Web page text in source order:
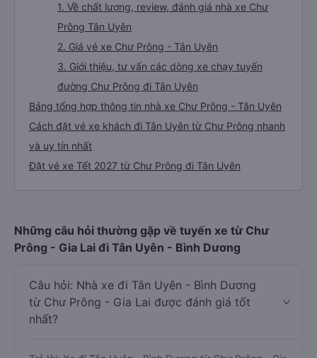
1. Về chất lượng, review, đánh giá nhà xe Chư
Prông Tân Uyên
2. Giá vé xe Chư Prông - Tân Uyên
3. Giới thiệu, tư vấn các dòng xe chạy tuyến
đường Chư Prông đi Tân Uyên
Bảng tổng hợp thông tin nhà xe Chư Prông - Tân Uyên
Cách đặt vé xe khách đi Tân Uyên từ Chư Prông nhanh
và uy tín nhất
Đặt vé xe Tết 2027 từ Chư Prông đi Tân Uyên
Những câu hỏi thường gặp về tuyến xe từ Chư
Prông - Gia Lai đi Tân Uyên - Bình Dương
Câu hỏi: Nhà xe đi Tân Uyên - Bình Dương
từ Chư Prông - Gia Lai được đánh giá tốt
nhất?